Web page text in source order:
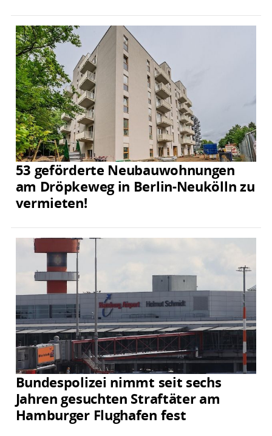
53 geförderte Neubauwohnungen
am Dröpkeweg in Berlin-Neukölln zu
vermieten!
Bundespolizei nimmt seit sechs
Jahren gesuchten Straftäter am
Hamburger Flughafen fest